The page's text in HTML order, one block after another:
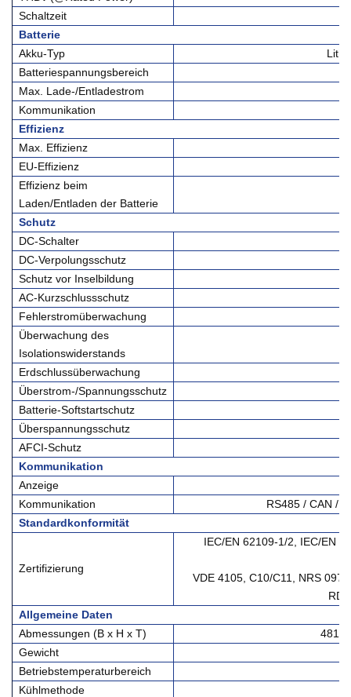
Schaltzeit
Batterie
Akku-Typ
Batteriespannungsbereich
Max. Lade-/Entladestrom
Kommunikation
Effizienz
Max. Effizienz
EU-Effizienz
Effizienz beim
Laden/Entladen der Batterie
Schutz
DC-Schalter
DC-Verpolungsschutz
Schutz vor Inselbildung
AC-Kurzschlussschutz
Fehlerstromüberwachung
Überwachung des
Isolationswiderstands
Erdschlussüberwachung
Überstrom-/Spannungsschutz
Batterie-Softstartschutz
Überspannungsschutz
AFCI-Schutz
Kommunikation
Anzeige
Kommunikation
RS485 / CAN /
Standardkonformität
Zertifizierung
IEC/EN 62109-1/2, IEC/EN
VDE 4105, C10/C11, NRS
Allgemeine Daten
Abmessungen (B x H x T)
481 x
Gewicht
Betriebstemperaturbereich
Kühlmethode